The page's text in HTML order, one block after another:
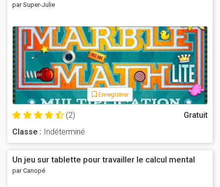
par Super-Julie
Enregistrer
(2)
Gratuit
Classe : Indéterminé
Un jeu sur tablette pour travailler le calcul mental
par Canopé